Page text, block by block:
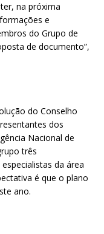
na próxima
e
do Grupo de
de documento”,
do Conselho
dos
Nacional de
três
da área
é que o plano
ano.